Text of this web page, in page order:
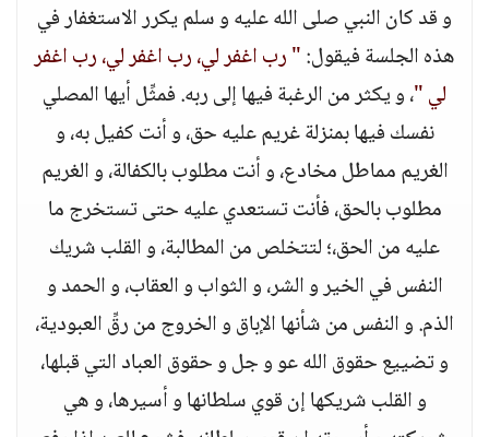
و قد كان النبي صلى الله عليه و سلم يكرر الاستغفار في
هذه الجلسة فيقول:" رب اغفر لي، رب اغفر لي، رب اغفر
لي "، و يكثر من الرغبة فيها إلى ربه. فمثِّل أيها المصلي
نفسك فيها بمنزلة غريم عليه حق، و أنت كفيل به، و
الغريم مماطل مخادع، و أنت مطلوب بالكفالة، و الغريم
مطلوب بالحق، فأنت تستعدي عليه حتى تستخرج ما
عليه من الحق،؛ لتتخلص من المطالبة، و القلب شريك
النفس في الخير و الشر، و الثواب و العقاب، و الحمد و
الذم. و النفس من شأنها الإباق و الخروج من رقِّ العبودية،
و تضييع حقوق الله عو و جل و حقوق العباد التي قبلها،
و القلب شريكها إن قوي سلطانها و أسيرها، و هي